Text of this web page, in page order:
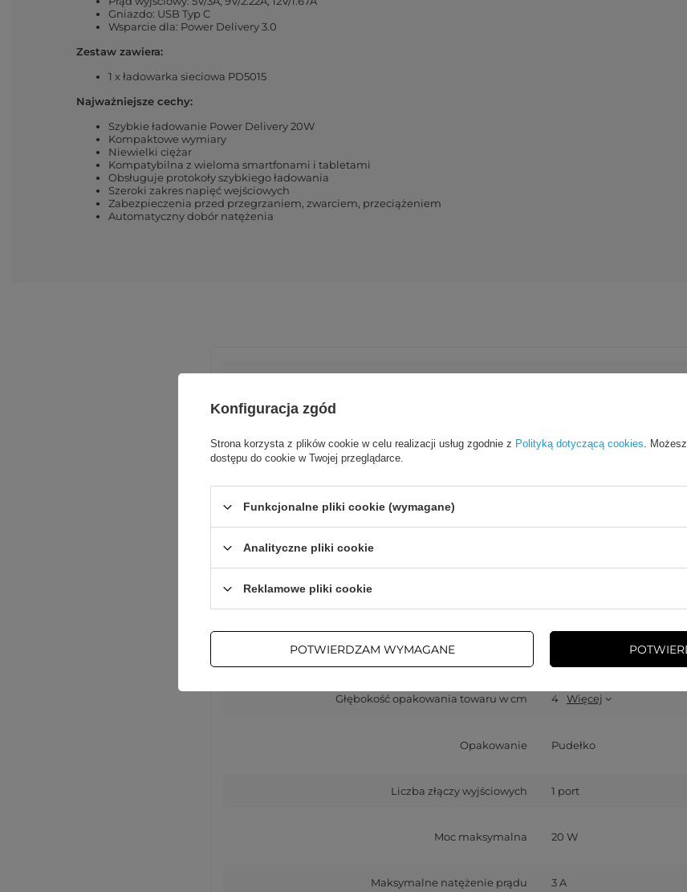
Gniazdo: USB Typ C
Wsparcie dla: Power Delivery 3.0
Zestaw zawiera:
1 x ładowarka sieciowa PD5015
Najważniejsze cechy:
Szybkie ładowanie Power Delivery 20W
Kompaktowe wymiary
Niewielki ciężar
Kompatybilna z wieloma smartfonami i tabletami
Obsługuje protokoły szybkiego ładowania
Szeroki zakres napięć wejściowych
Zabezpieczenia przed przegrzaniem, zwarciem, przeciążeniem
Automatyczny dobór natężenia
Cena sugerowana 40,00 PLN
Wysokość opakowania towaru w cm 9
Szerokość opakowania towaru w cm
Głębokość opakowania towaru w cm 4 Więcej
Opakowanie Pudełko
Liczba złączy wyjściowych 1 port
Moc maksymalna 20 W
Maksymalne natężenie prądu 3 A
Konfiguracja zgód
Strona korzysta z plików cookie w celu realizacji usług zgodnie z Polityką dotyczącą cookies.
dostępu do cookie w Twojej przeglądarce.
Funkcjonalne pliki cookie (wymagane)
Analityczne pliki cookie
Reklamowe pliki cookie
POTWIERDZAM WYMAGANE